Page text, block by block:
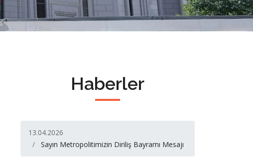
Haberler
13.04.2026
Sayın Metropolitimizin Diriliş Bayramı Mesajı